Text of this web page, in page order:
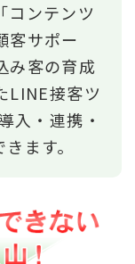
コンテンツ
客サポー
み客の育成
LINE接客ツ
入・連携・
ます。